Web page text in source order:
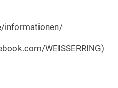
informationen/
WEISSERRING)